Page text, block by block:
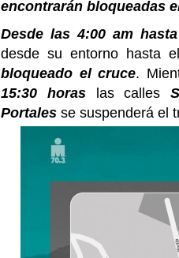
encontrarán bloqueadas
Desde las 4:00 am
desde su entorno hasta
bloqueado el cruce.
15:30 horaslas calles
Portales se suspenderá el